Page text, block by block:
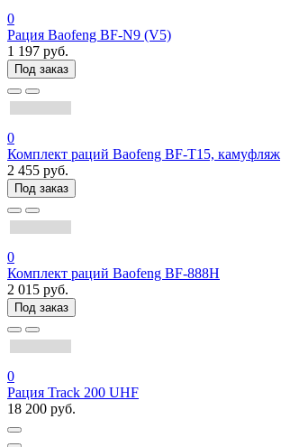
0
Рация Baofeng BF-N9 (V5)
1 197 руб.
Под заказ
0
Комплект раций Baofeng BF-T15, камуфляж
2 455 руб.
Под заказ
0
Комплект раций Baofeng BF-888H
2 015 руб.
Под заказ
0
Рация Track 200 UHF
18 200 руб.